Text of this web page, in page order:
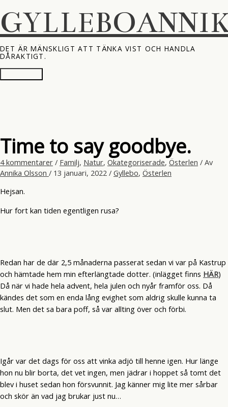
till
innehåll
DET ÄR MÄNSKLIGT ATT TÄNKA VIST OCH HANDLA
DÅRAKTIGT.
Huvudmeny
Time to say goodbye.
4 kommentarer / Familj, Natur, Okategoriserade, Österlen / Av
Annika Olsson / 13 januari, 2022 / Gyllebo, Österlen
Hejsan.
Hur fort kan tiden egentligen rusa?
Redan har de där 2,5 månaderna passerat sedan vi var på Kastrup
och hämtade hem min efterlängtade dotter. (inlägget finns HÄR)
Då när vi hade hela advent, hela julen och nyår framför oss. Då
kändes det som en enda lång evighet som aldrig skulle kunna ta
slut. Men det sa bara poff, så var allting över och förbi.
Igår var det dags för oss att vinka adjö till henne igen. Hur länge
hon nu blir borta, det vet ingen, men jädrar i hoppet så tomt det
blev i huset sedan hon försvunnit. Jag känner mig lite mer sårbar
och skör än vad jag brukar just nu…